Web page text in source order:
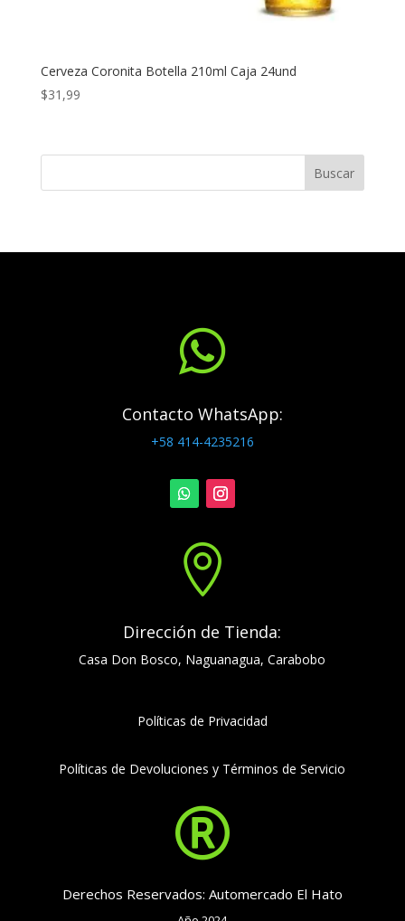
Cerveza Coronita Botella 210ml Caja 24und
$31,99
Buscar

Contacto WhatsApp:
+58 414-4235216

Dirección de Tienda:
Casa Don Bosco, Naguanagua, Carabobo
Políticas de Privacidad
Políticas de Devoluciones y Términos de Servicio

Derechos Reservados: Automercado El Hato